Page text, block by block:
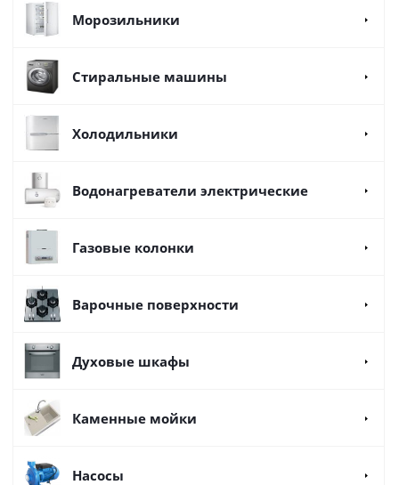
Морозильники
Стиральные машины
Холодильники
Водонагреватели электрические
Газовые колонки
Варочные поверхности
Духовые шкафы
Каменные мойки
Насосы